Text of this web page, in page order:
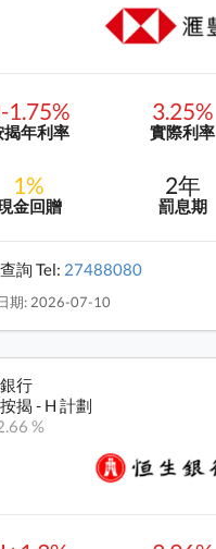
1.75%
揭年利率
3.25%
實際利率
1%
金回贈
2年
罰息期
詢 Tel: 27488080
期: 2026-07-10
行
揭 - H 計劃
%